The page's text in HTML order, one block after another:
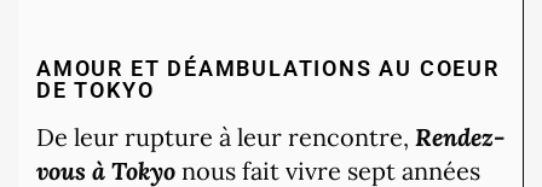
AMOUR ET DÉAMBULATIONS AU COEUR
DE TOKYO
De leur rupture à leur rencontre, Rendez-
vous à Tokyo nous fait vivre sept années